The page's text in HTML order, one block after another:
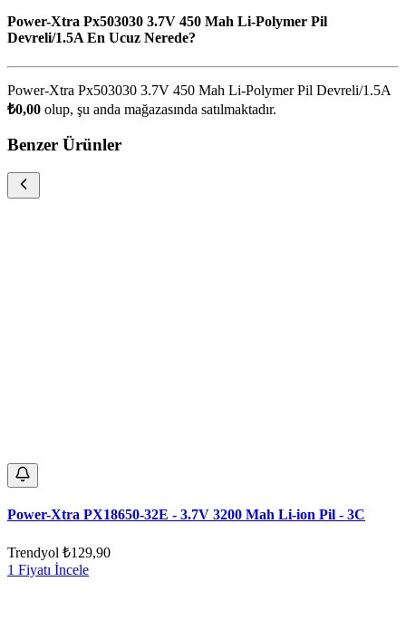
Power-Xtra Px503030 3.7V 450 Mah Li-Polymer Pil
Devreli/1.5A En Ucuz Nerede?
Power-Xtra Px503030 3.7V 450 Mah Li-Polymer Pil Devreli/1.5A
₺0,00 olup, şu anda mağazasında satılmaktadır.
Benzer Ürünler
Power-Xtra PX18650-32E - 3.7V 3200 Mah Li-ion Pil - 3C
Trendyol ₺129,90
1 Fiyatı İncele